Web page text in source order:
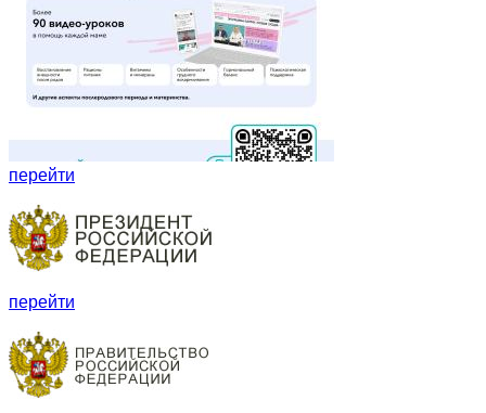
перейти
перейти